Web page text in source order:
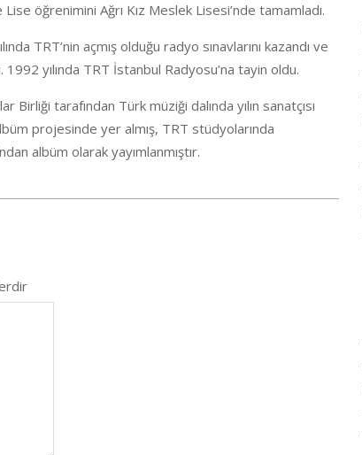
öğrenimini Ağrı Kız Meslek Lisesi’nde tamamladı.
TRT’nin açmış olduğu radyo sınavlarını kazandı ve
yılında TRT İstanbul Radyosu’na tayin oldu.
Birliği tarafından Türk müziği dalında yılın sanatçısı
projesinde yer almış, TRT stüdyolarında
albüm olarak yayımlanmıştır.